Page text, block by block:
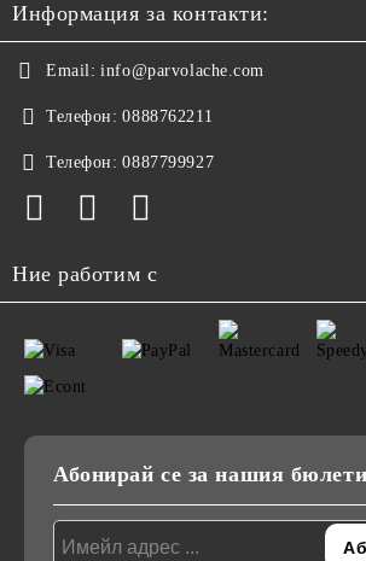
Информация за контакти:
Email: info@parvolache.com
Телефон: 0888762211
Телефон: 0887799927
Ние работим с
Абонирай се за нашия